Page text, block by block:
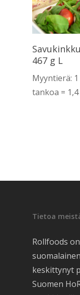
Lue
467 g L
Myyntierä:
tankoa =
Tietoa
Rollfoods
keskittynyt
Suomen